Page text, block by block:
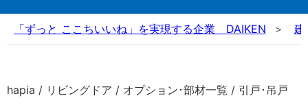
「ずっと ここちいいね」を実現する企業 DAIKEN 建
hapia / リビングドア / オプション･部材一覧 / 引戸･吊戸